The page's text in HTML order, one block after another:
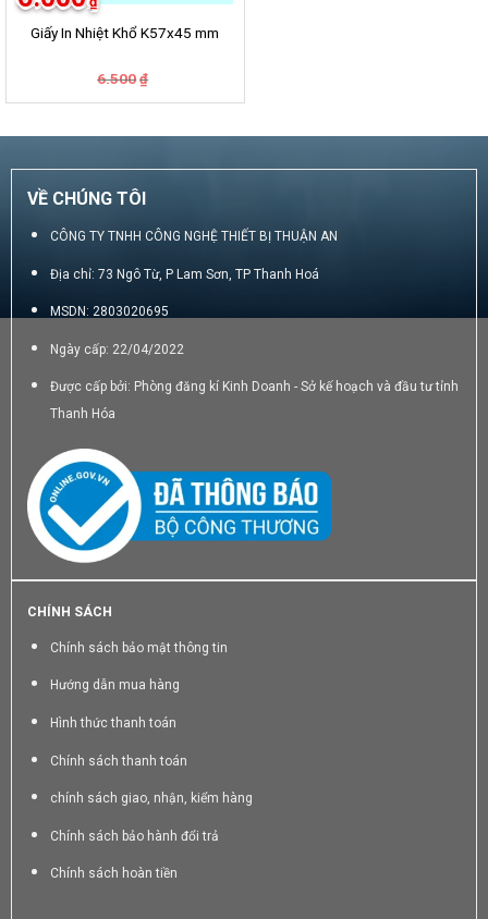
Giấy In Nhiệt Khổ K57x45 mm
6.500 ₫
là:
tại
6.000₫.
VỀ CHÚNG TÔI
CÔNG TY TNHH CÔNG NGHỆ THIẾT BỊ THUẬN AN
Địa chỉ: 73 Ngô Từ, P Lam Sơn, TP Thanh Hoá
MSDN: 2803020695
Ngày cấp: 22/04/2022
Được cấp bởi: Phòng đăng kí Kinh Doanh - Sở kế hoạch và đầu tư tỉnh
Thanh Hóa
CHÍNH SÁCH
Chính sách bảo mật thông tin
Hướng dẫn mua hàng
Hình thức thanh toán
Chính sách thanh toán
chính sách giao, nhận, kiểm hàng
Chính sách bảo hành đổi trả
Chính sách hoàn tiền